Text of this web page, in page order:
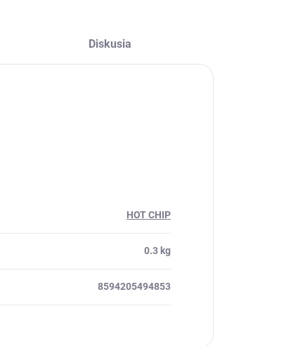
Diskusia
HOT CHIP
0.3 kg
8594205494853